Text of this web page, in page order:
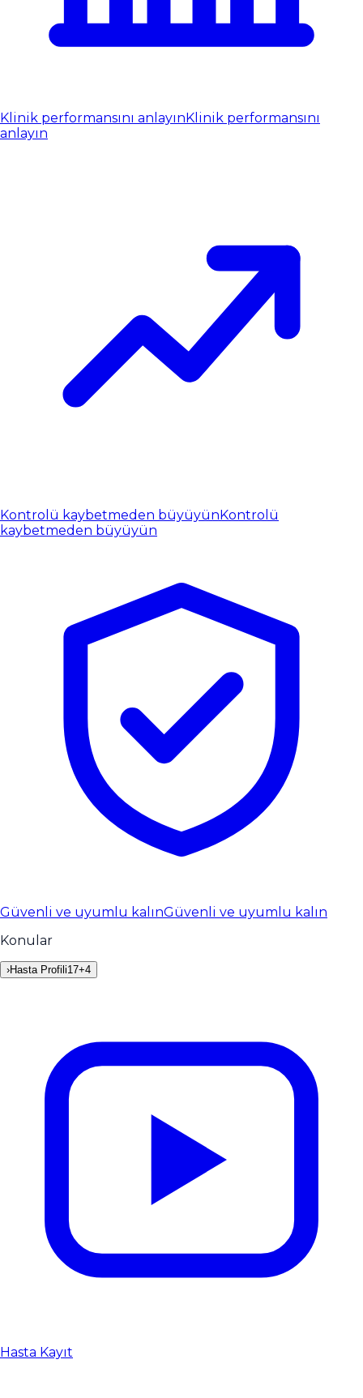
Klinik performansını anlayınKlinik performansını
anlayın
Kontrolü kaybetmeden büyüyünKontrolü
kaybetmeden büyüyün
Güvenli ve uyumlu kalınGüvenli ve uyumlu kalın
Konular
›Hasta Profili17+4
Hasta Kayıt